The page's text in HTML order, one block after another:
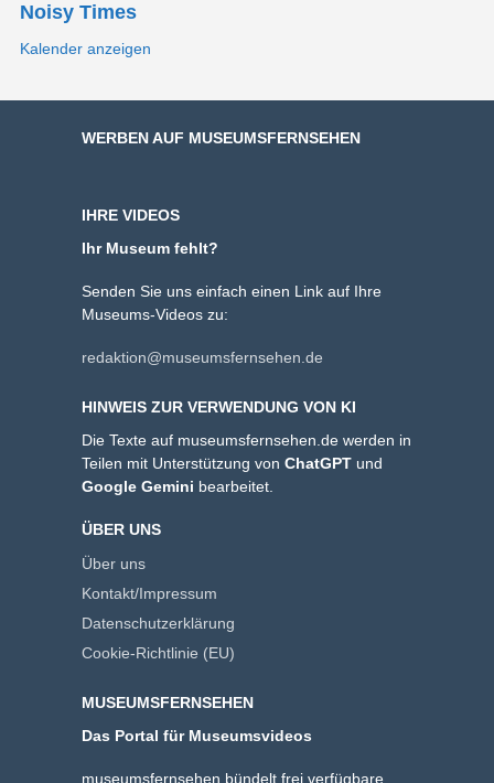
Noisy Times
Kalender anzeigen
WERBEN AUF MUSEUMSFERNSEHEN
IHRE VIDEOS
Ihr Museum fehlt?
Senden Sie uns einfach einen Link auf Ihre
Museums-Videos zu:
redaktion@museumsfernsehen.de
HINWEIS ZUR VERWENDUNG VON KI
Die Texte auf museumsfernsehen.de werden in
Teilen mit Unterstützung von ChatGPT und
Google Gemini bearbeitet.
ÜBER UNS
Über uns
Kontakt/Impressum
Datenschutzerklärung
Cookie-Richtlinie (EU)
MUSEUMSFERNSEHEN
Das Portal für Museumsvideos
museumsfernsehen bündelt frei verfügbare